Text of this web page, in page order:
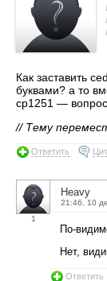
Как заставить
буквами? а то
cp1251 —
// Тему
Ответить
1
Heavy
21:46, 10
По-
Нет,
Ответить